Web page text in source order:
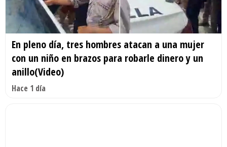
En pleno día, tres hombres atacan a una mujer
con un niño en brazos para robarle dinero y un
anillo(Video)
Hace 1 día